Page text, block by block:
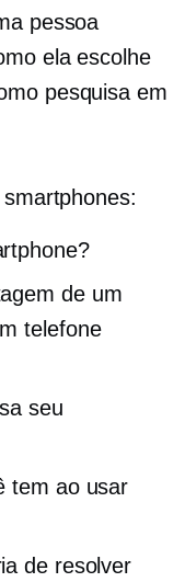
pessoa
ela escolhe
pesquisa em
de um
telefone
seu
tem ao usar
de resolver